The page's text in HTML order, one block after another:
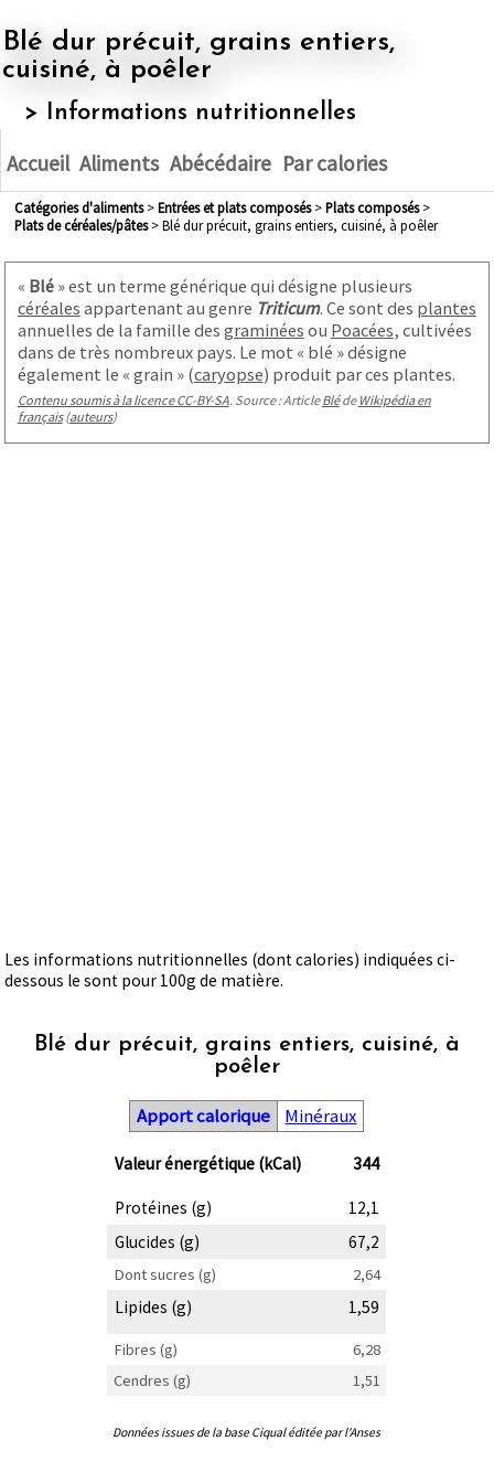
Blé dur précuit, grains entiers,
cuisiné, à poêler
> Informations nutritionnelles
Accueil Aliments Abécédaire Par calories
Catégories d'aliments> entrées et plats composés> plats composés>
plats de céréales/pâtes> Blé dur précuit, grains entiers, cuisiné, à poêler
« Blé» est un terme générique qui désigne plusieurs
céréales appartenant au genre Triticum. Ce sont des plantes
annuelles de la famille des graminées ou Poacées, cultivées
dans de très nombreux pays. Le mot « blé » désigne
également le « grain » (caryopse) produit par ces plantes.
Contenu soumis à la licence CC-BY-SA. Source : ArticleBléde Wikipédia en
français(auteurs)
Les informations nutritionnelles (dont calories) indiquées ci-
dessous le sont pour 100g de matière.
Blé dur précuit, grains entiers, cuisiné, à
poêler
Apport calorique Minéraux
Valeur énergétique (kCal) 344
Protéines (g)
12,1
Glucides (g)
67,2
Dont sucres (g) 2,64
Lipides (g) 1,59
Fibres (g)
6,28
Cendres (g)
1,51
Données issues de la base Ciqual éditée par l'Anses